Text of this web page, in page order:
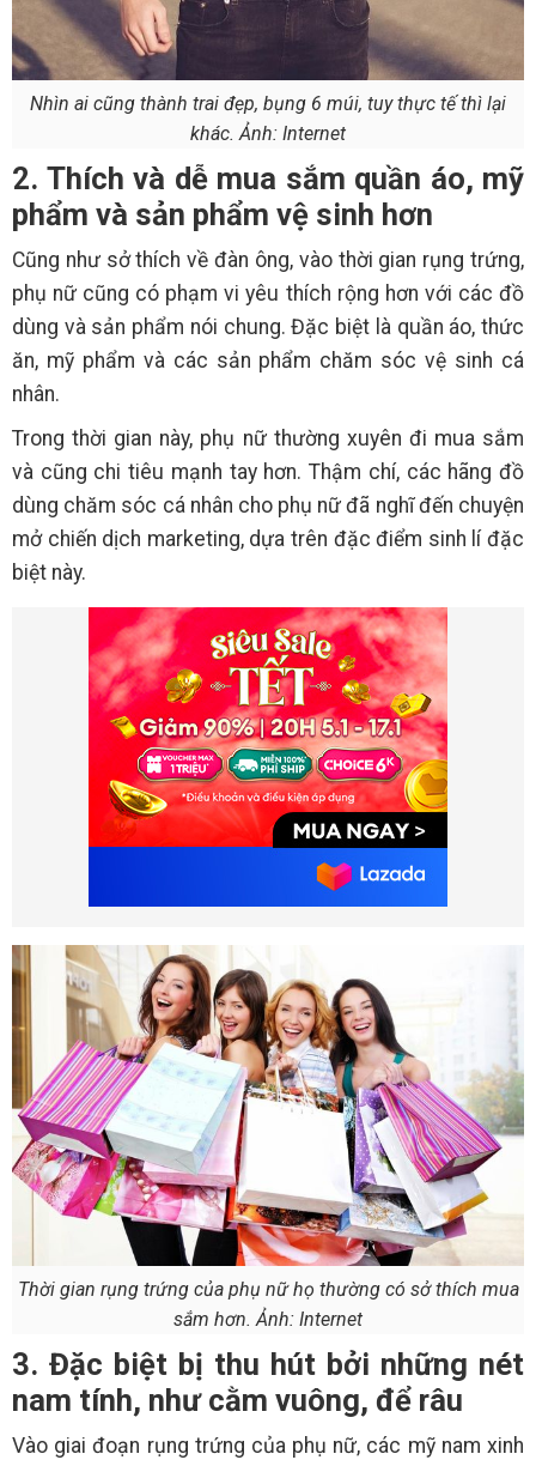
Nhìn ai cũng thành trai đẹp, bụng 6 múi, tuy thực tế thì lại
khác. Ảnh: Internet
2. Thích và dễ mua sắm quần áo, mỹ
phẩm và sản phẩm vệ sinh hơn
Cũng như sở thích về đàn ông, vào thời gian rụng trứng,
phụ nữ cũng có phạm vi yêu thích rộng hơn với các đồ
dùng và sản phẩm nói chung. Đặc biệt là quần áo, thức
ăn, mỹ phẩm và các sản phẩm chăm sóc vệ sinh cá
nhân.
Trong thời gian này, phụ nữ thường xuyên đi mua sắm
và cũng chi tiêu mạnh tay hơn. Thậm chí, các hãng đồ
dùng chăm sóc cá nhân cho phụ nữ đã nghĩ đến chuyện
mở chiến dịch marketing, dựa trên đặc điểm sinh lí đặc
biệt này.
Thời gian rụng trứng của phụ nữ họ thường có sở thích mua
sắm hơn. Ảnh: Internet
3. Đặc biệt bị thu hút bởi những nét
nam tính, như cằm vuông, để râu
Vào giai đoạn rụng trứng của phụ nữ, các mỹ nam xinh